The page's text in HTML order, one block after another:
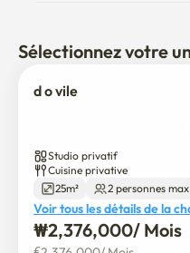
L'emménagement se fait
(Check-out 12h / Check-in
l'information suivante à la
dessous :
	1. Objet de la visite
	2. Durée du séjour
	3. Nombre d'invités
Sélectionnez votre
d o vile
Studio privatif
Cuisine privative
25m²
2 personnes
Voir tous les détails de la
₩2,376,000/ Mois